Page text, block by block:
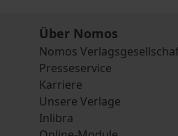
Über Nomos
Nomos
Presseservice
Karriere
Unsere Verlage
Inlibra